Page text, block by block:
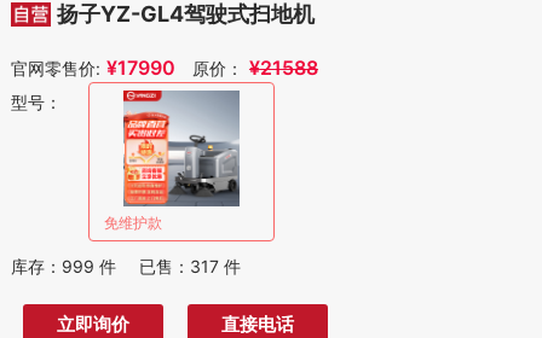
扬子YZ-GL4驾驶式扫地机
官网零售价: ¥17990 原价： ¥21588
型号：
免维护款
库存： 999 件 已售： 317件
立即询价 直接电话